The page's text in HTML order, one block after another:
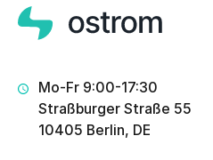
Mo-Fr 9:00-17:30
Straßburger Straße 55
10405 Berlin, DE